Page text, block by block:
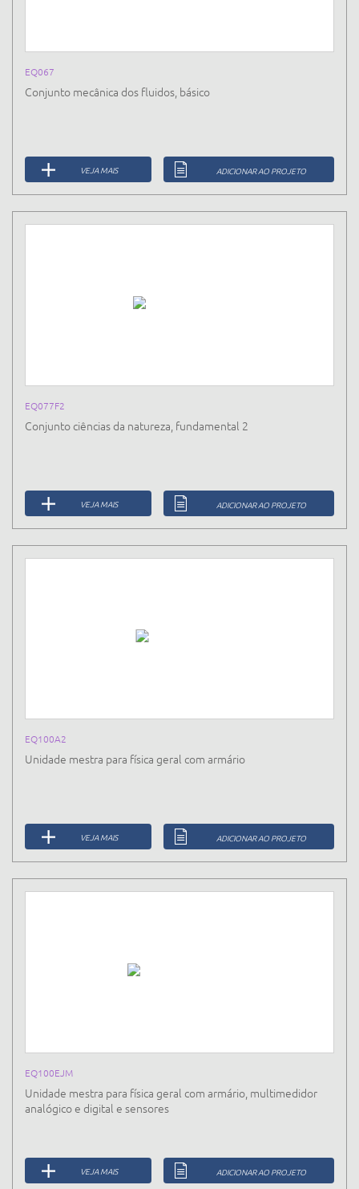
EQ067
Conjunto mecânica dos fluidos, básico
VEJA MAIS ADICIONAR AO PROJETO
EQ077F2
Conjunto ciências da natureza, fundamental 2
VEJA MAIS ADICIONAR AO PROJETO
EQ100A2
Unidade mestra para física geral com armário
VEJA MAIS ADICIONAR AO PROJETO
EQ100EJM
Unidade mestra para física geral com armário, multimedidor
analógico e digital e sensores
VEJA MAIS ADICIONAR AO PROJETO